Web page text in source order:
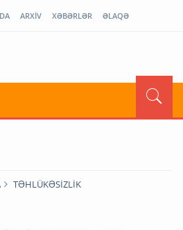
ARXİV XƏBƏRLƏR ƏLAQƏ
TƏHLÜKƏSİZLİK